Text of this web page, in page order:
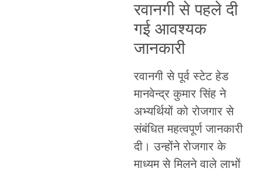
रवानगी से पहले दी
गई आवश्यक
जानकारी
रवानगी से पूर्व स्टेट हेड
मानवेन्द्र कुमार सिंह ने
अभ्यर्थियों को रोजगार से
संबंधित महत्वपूर्ण जानकारी
दी। उन्होंने रोजगार के
माध्यम से मिलने वाले लाभों